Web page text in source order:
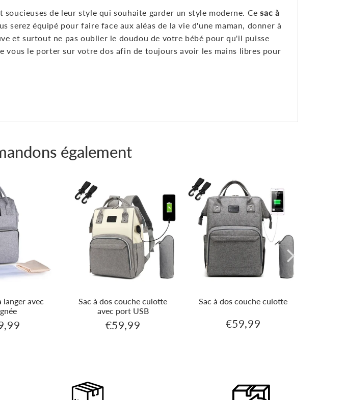
de leur style qui souhaite garder un style moderne. Cesac à
serez équipé pour faire face aux aléas de la vie d'une maman, donner à
et surtout ne pas oublier le doudou de votre bébé pour qu'il puisse
vous le porter sur votre dos afin de toujours avoir les mains libres pour
également
langer avec
Sac à dos couche culotte
avec port USB
Prix
€59,99
Sac à dos couche culotte
Prix
€59,99